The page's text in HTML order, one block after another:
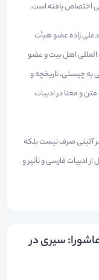
اختصاص یافته است.
زاده عضو هیأت
المللی اهل بیت و عضو
به چیستی، تاریخچه و
و معنا در ادبیات
آئینی صرف نیست بلکه
ادبیات فارسی و تأثیر و
سیری در